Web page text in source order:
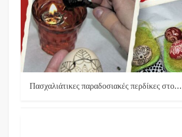
Πασχαλιάτικες παραδοσιακές περδίκες στο…